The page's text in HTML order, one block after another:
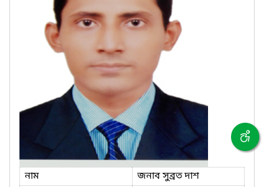
নাম
জনাব সুব্রত দাশ